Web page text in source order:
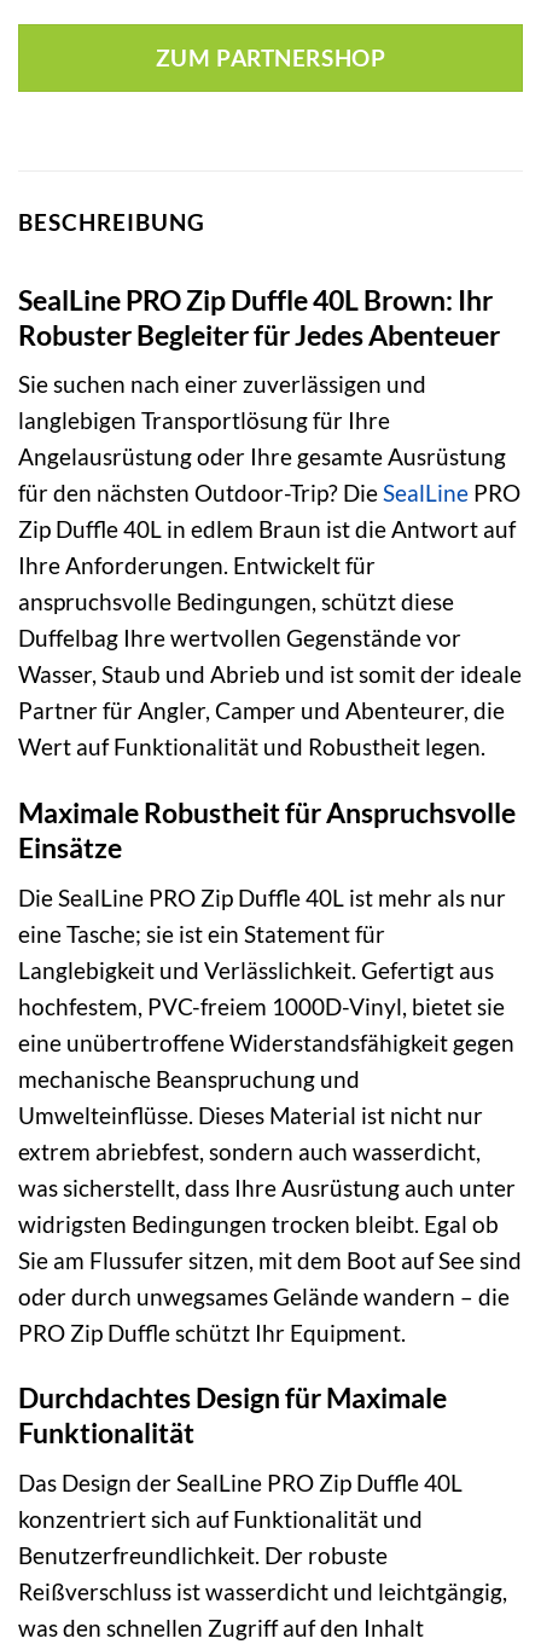
war:
220,00 €
ist:
124,98 €.
ZUM PARTNERSHOP
BESCHREIBUNG
SealLine PRO Zip Duffle 40L Brown: Ihr
Robuster Begleiter für Jedes Abenteuer
Sie suchen nach einer zuverlässigen und
langlebigen Transportlösung für Ihre
Angelausrüstung oder Ihre gesamte Ausrüstung
für den nächsten Outdoor-Trip? DieSealLine PRO
Zip Duffle 40L in edlem Braun ist die Antwort auf
Ihre Anforderungen. Entwickelt für
anspruchsvolle Bedingungen, schützt diese
Duffelbag Ihre wertvollen Gegenstände vor
Wasser, Staub und Abrieb und ist somit der ideale
Partner für Angler, Camper und Abenteurer, die
Wert auf Funktionalität und Robustheit legen.
Maximale Robustheit für Anspruchsvolle
Einsätze
Die SealLine PRO Zip Duffle 40L ist mehr als nur
eine Tasche; sie ist ein Statement für
Langlebigkeit und Verlässlichkeit. Gefertigt aus
hochfestem, PVC-freiem 1000D-Vinyl, bietet sie
eine unübertroffene Widerstandsfähigkeit gegen
mechanische Beanspruchung und
Umwelteinflüsse. Dieses Material ist nicht nur
extrem abriebfest, sondern auch wasserdicht,
was sicherstellt, dass Ihre Ausrüstung auch unter
widrigsten Bedingungen trocken bleibt. Egal ob
Sie am Flussufer sitzen, mit dem Boot auf See sind
oder durch unwegsames Gelände wandern – die
PRO Zip Duffle schützt Ihr Equipment.
Durchdachtes Design für Maximale
Funktionalität
Das Design der SealLine PRO Zip Duffle 40L
konzentriert sich auf Funktionalität und
Benutzerfreundlichkeit. Der robuste
Reißverschluss ist wasserdicht und leichtgängig,
was den schnellen Zugriff auf den Inhalt